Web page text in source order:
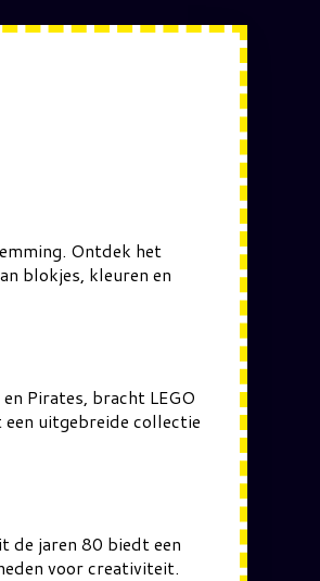
Ontdek het
blokjes, kleuren en
Pirates, bracht LEGO
uitgebreide collectie
de jaren 80 biedt een
voor creativiteit.